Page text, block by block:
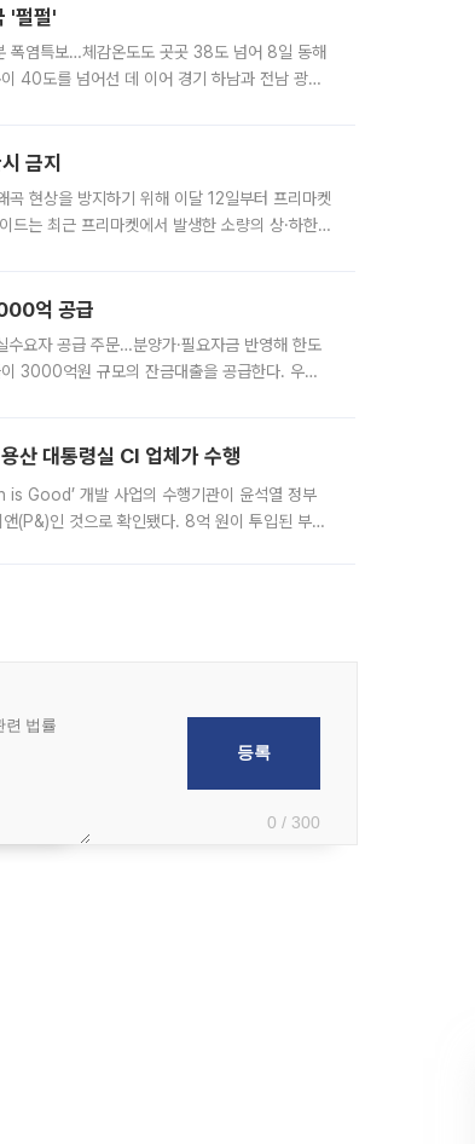
'펄펄'
염특보…체감온도도 곳곳 38도 넘어 8일 동해
40도를 넘어선 데 이어 경기 하남과 전남 광양
금지
현상을 방지하기 위해 이달 12일부터 프리마켓
드는 최근 프리마켓에서 발생한 소량의 상·하한
억 공급
요자 공급 주문…분양가·필요자금 반영해 한도
3000억원 규모의 잔금대출을 공급한다. 우리
대통령실 CI 업체가 수행
is Good’ 개발 사업의 수행기관이 윤석열 정부
(P&)인 것으로 확인됐다. 8억 원이 투입된 부산
0 / 300